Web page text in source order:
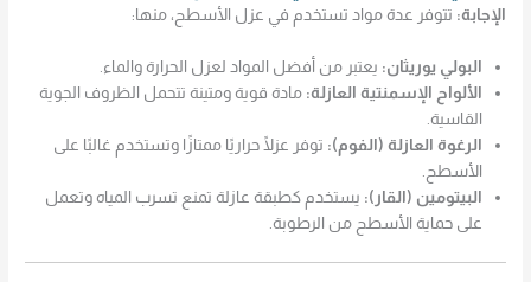
الإجابة: تتوفر عدة مواد تستخدم في عزل الأسطح، منها:
البولي يوريثان: يعتبر من أفضل المواد لعزل الحرارة والماء.
الألواح الإسمنتية العازلة: مادة قوية ومتينة تتحمل الظروف الجوية
القاسية.
الرغوة العازلة (الفوم): توفر عزلًا حراريًا ممتازًا وتستخدم غالبًا على
الأسطح.
البيتومين (القار): يستخدم كطبقة عازلة تمنع تسرب المياه وتعمل
على حماية الأسطح من الرطوبة.